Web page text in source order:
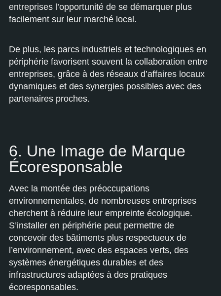
entreprises l’opportunité de se démarquer plus
facilement sur leur marché local.
De plus, les parcs industriels et technologiques en
périphérie favorisent souvent la collaboration entre
entreprises, grâce à des réseaux d’affaires locaux
dynamiques et des synergies possibles avec des
partenaires proches.
6. Une Image de Marque
Écoresponsable
Avec la montée des préoccupations
environnementales, de nombreuses entreprises
cherchent à réduire leur empreinte écologique.
S’installer en périphérie peut permettre de
concevoir des bâtiments plus respectueux de
l’environnement, avec des espaces verts, des
systèmes énergétiques durables et des
infrastructures adaptées à des pratiques
écoresponsables.